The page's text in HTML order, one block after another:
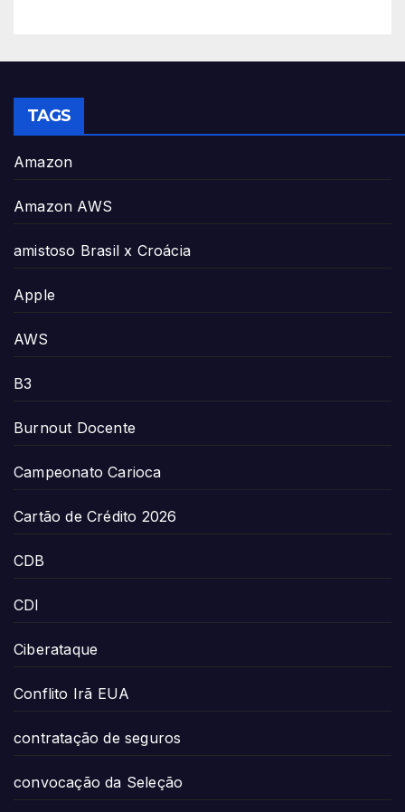
TAGS
Amazon
Amazon AWS
amistoso Brasil x Croácia
Apple
AWS
B3
Burnout Docente
Campeonato Carioca
Cartão de Crédito 2026
CDB
CDI
Ciberataque
Conflito Irã EUA
contratação de seguros
convocação da Seleção